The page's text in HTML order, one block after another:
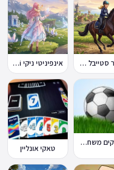
סטאר סטייבל Star Stable Online
אינפיניטי ניקי Infinity Nikki
משחקים משחקי כדורגל במחשב וברשת
טאקי אונליין